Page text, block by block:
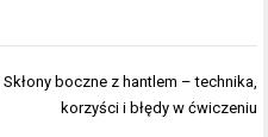
Skłony boczne z hantlem – technika,
korzyści i błędy w ćwiczeniu